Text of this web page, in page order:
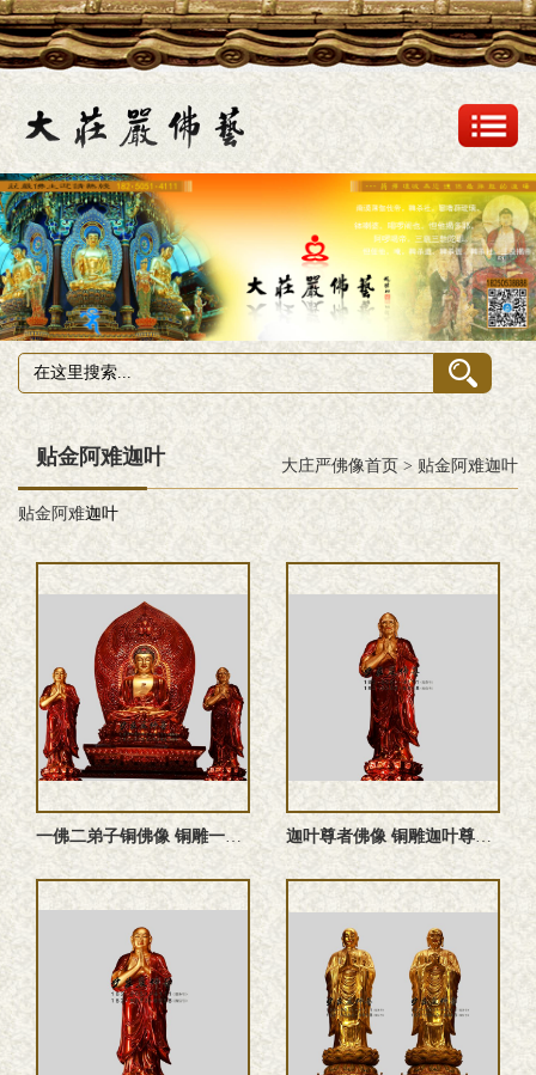
贴金阿难迦叶 大庄严佛像首页 > 贴金阿难迦叶
贴金阿难迦叶
一佛二弟子铜佛像 铜雕一佛二弟子佛像 一佛二弟子雕塑 一佛二 ... 迦叶尊者佛像 铜雕迦叶尊者 迦叶尊者雕塑 迦叶尊者塑像